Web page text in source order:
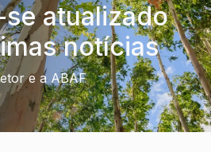
atualizado
notícias
e a ABAF